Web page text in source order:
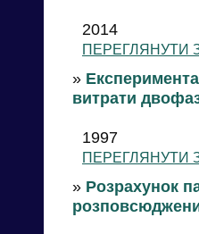
2014
ПЕРЕГЛЯНУТИ
»
витрати
1997
ПЕРЕГЛЯНУТИ
» Розрахунок